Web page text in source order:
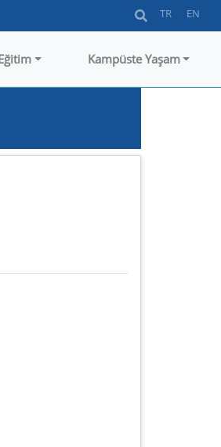
TR EN
Kampüste Yaşam